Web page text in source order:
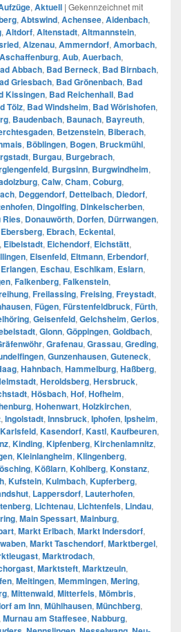
, Aktuell | Gekennzeichnet mit
, Abtswind, Achensee, Aidenbach,
, Altdorf, Altenstadt, Altmannstein,
, Alzenau, Ammerndorf, Amorbach,
Aschaffenburg, Aub, Auerbach,
Abbach, Bad Berneck, Bad Birnbach,
Griesbach, Bad Grönenbach, Bad
Kissingen, Bad Reichenhall, Bad
Tölz, Bad Windsheim, Bad Wörishofen,
, Baudenbach, Baunach, Bayreuth,
, Betzenstein, Biberach,
, Böblingen, Bogen, Bruckmühl,
, Burgau, Burgebrach,
, Burgsinn, Burgwindheim,
, Calw, Cham, Coburg,
, Deggendorf, Dettelbach, Diedorf,
, Dingolfing, Dinkelscherben,
Ries, Donauwörth, Dorfen, Dürrwangen,
Ebersberg, Ebrach, Eckental,
, Eibelstadt, Eichendorf, Eichstätt,
, Elsenfeld, Eltmann, Erbendorf,
Erlangen, Eschau, Eschlkam, Eslarn,
, Falkenberg, Falkenstein,
, Freilassing, Freising, Freystadt,
, Fügen, Fürstenfeldbruck, Fürth,
, Geisenfeld, Gelchsheim, Gerlos,
, Glonn, Göppingen, Goldbach,
, Grafenau, Grassau, Greding,
, Gunzenhausen, Guteneck,
, Hahnbach, Hammelburg, Haßberg,
, Heroldsberg, Hersbruck,
, Hösbach, Hof, Hofheim,
, Hohenwart, Holzkirchen,
, Ingolstadt, Innsbruck, Iphofen, Ipsheim,
Karlsfeld, Kasendorf, Kastl, Kaufbeuren,
, Kinding, Kipfenberg, Kirchenlamnitz,
, Kleinlangheim, Klingenberg,
, Kößlarn, Kohlberg, Konstanz,
, Kufstein, Kulmbach, Kupferberg,
, Lappersdorf, Lauterhofen,
, Lichtenau, Lichtenfels, Lindau,
, Main Spessart, Mainburg,
, Markt Erlbach, Markt Indersdorf,
, Markt Taschendorf, Marktbergel,
, Marktrodach,
, Marktsteft, Marktzeuln,
, Meitingen, Memmingen, Mering,
, Mittenwald, Mitterfels, Mömbris,
am Inn, Mühlhausen, Münchberg,
Murnau am Staffesee, Nabburg,